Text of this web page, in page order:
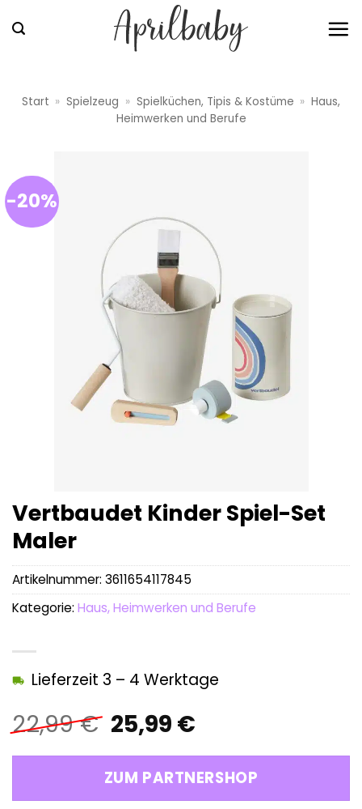
Inhalt
Start » Spielzeug » Spielküchen, Tipis & Kostüme » Haus,
Heimwerken und Berufe
-20%
Vertbaudet Kinder Spiel-Set
Maler
22,99€ Ursprünglicher
Preis
war:
22,99 €
25,99 €Aktueller
ist:
25,99 €.
Lieferzeit 3 – 4 Werktage
ZUM PARTNERSHOP
Artikelnummer: 3611654117845
Kategorie: Haus, Heimwerken und Berufe